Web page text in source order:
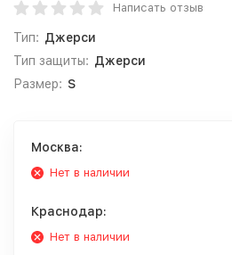
Написать отзыв
Тип: Джерси
Тип защиты: Джерси
Размер: S
Москва:
Нет в наличии
Краснодар:
Нет в наличии